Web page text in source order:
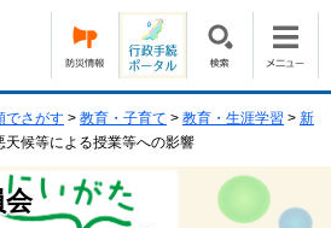
でさがす > 教育・子育て > 教育・生涯学習 > 新
天候等による授業等への影響
会